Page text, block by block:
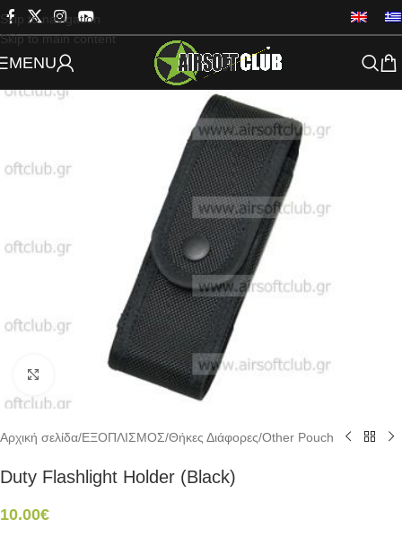
Skip to navigation
Skip to main content
MENU
Click to enlarge
Αρχική σελίδα/ΕΞΟΠΛΙΣΜΟΣ/Θήκες Διάφορες/Other Pouch
Duty Flashlight Holder (Black)
10.00€